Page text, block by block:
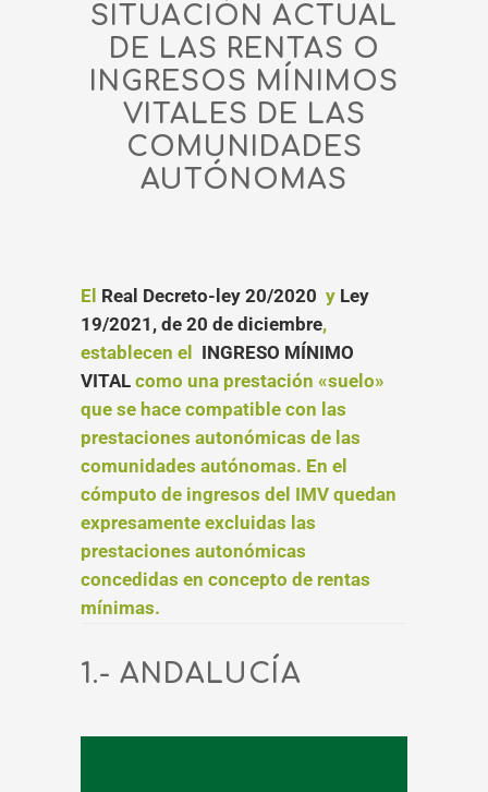
SITUACIÓN ACTUAL
DE LAS RENTAS O
INGRESOS MÍNIMOS
VITALES DE LAS
COMUNIDADES
AUTÓNOMAS
El Real Decreto-ley 20/2020 y Ley
19/2021, de 20 de diciembre,
establecen el
INGRESO MÍNIMO
VITAL como una prestación «suelo»
que se hace compatible con las
prestaciones autonómicas de las
comunidades autónomas. En el
cómputo de ingresos del IMV quedan
expresamente excluidas las
prestaciones autonómicas
concedidas en concepto de rentas
mínimas.
1.- ANDALUCÍA